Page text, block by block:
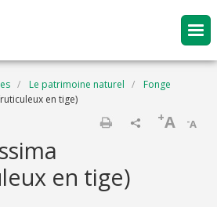
Le patrimoine naturel
Fonge
en tige)
-A
+A
en tige)